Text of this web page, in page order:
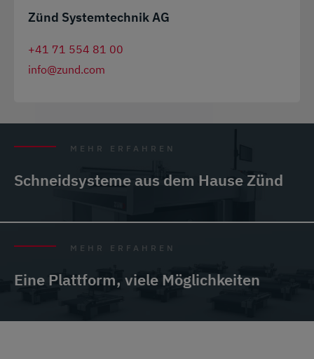
Zünd Systemtechnik AG
+41 71 554 81 00
info@zund.com
MEHR ERFAHREN
Schneidsysteme aus dem Hause Zünd
MEHR ERFAHREN
Eine Plattform, viele Möglichkeiten